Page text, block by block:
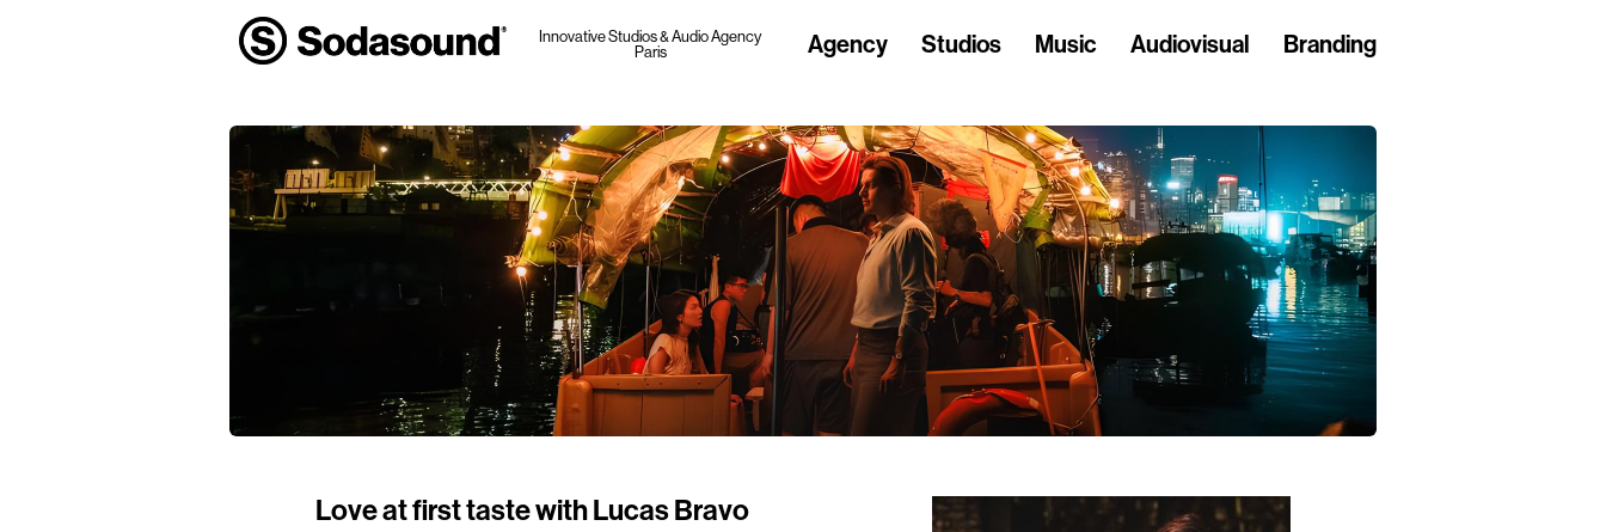
Innovative Studios & Audio Agency
Paris
Agency Studios Music Audiovisual Branding
Love at first taste with Lucas Bravo